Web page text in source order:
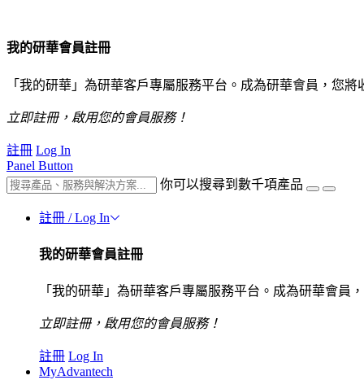
我的研華會員註冊
「我的研華」為研華客戶專屬服務平台。成為研華會員，您
立即註冊，啟用您的會員服務！
註冊 Log In
Panel Button
你可以搜尋到數千項產品
註冊 / Log In
我的研華會員註冊
「我的研華」為研華客戶專屬服務平台。成為研華會
立即註冊，啟用您的會員服務！
註冊 Log In
MyAdvantech